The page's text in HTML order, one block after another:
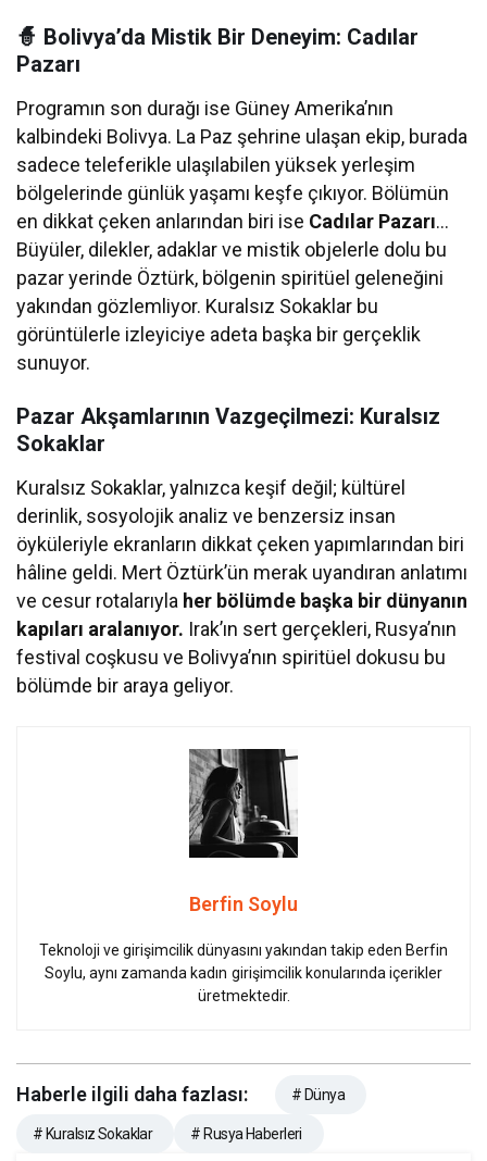
🧙 Bolivya’da Mistik Bir Deneyim: Cadılar
Pazarı
Programın son durağı ise Güney Amerika’nın
kalbindeki Bolivya. La Paz şehrine ulaşan ekip, burada
sadece teleferikle ulaşılabilen yüksek yerleşim
bölgelerinde günlük yaşamı keşfe çıkıyor. Bölümün
en dikkat çeken anlarından biri ise Cadılar Pazarı…
Büyüler, dilekler, adaklar ve mistik objelerle dolu bu
pazar yerinde Öztürk, bölgenin spiritüel geleneğini
yakından gözlemliyor. Kuralsız Sokaklar bu
görüntülerle izleyiciye adeta başka bir gerçeklik
sunuyor.
Pazar Akşamlarının Vazgeçilmezi: Kuralsız
Sokaklar
Kuralsız Sokaklar, yalnızca keşif değil; kültürel
derinlik, sosyolojik analiz ve benzersiz insan
öyküleriyle ekranların dikkat çeken yapımlarından biri
hâline geldi. Mert Öztürk’ün merak uyandıran anlatımı
ve cesur rotalarıyla her bölümde başka bir dünyanın
kapıları aralanıyor. Irak’ın sert gerçekleri, Rusya’nın
festival coşkusu ve Bolivya’nın spiritüel dokusu bu
bölümde bir araya geliyor.
Berfin Soylu
Teknoloji ve girişimcilik dünyasını yakından takip eden Berfin
Soylu, aynı zamanda kadın girişimcilik konularında içerikler
üretmektedir.
Haberle ilgili daha fazlası: # Dünya
# Kuralsız Sokaklar # Rusya Haberleri